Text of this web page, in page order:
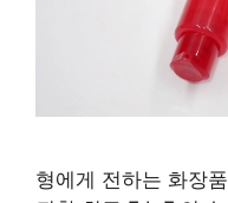
형에게 전하는 화장